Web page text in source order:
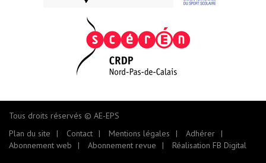
Tous droits réservés © AE-EPS
Plan du site
Contact Mentions légales
Adhérer
Abonnement web
Abonnement revue Réalisation FB Digital